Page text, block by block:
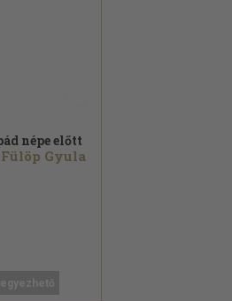
népe előtt
Fülöp Gyula